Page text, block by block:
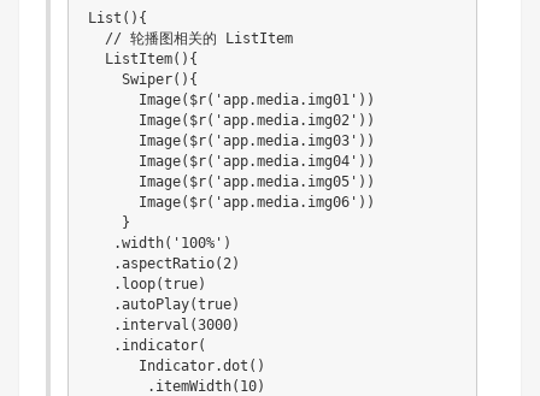
List(){
  // 轮播图相关的 ListItem
  ListItem(){
    Swiper(){
      Image($r('app.media.img01'))
      Image($r('app.media.img02'))
      Image($r('app.media.img03'))
      Image($r('app.media.img04'))
      Image($r('app.media.img05'))
      Image($r('app.media.img06'))
    }
   .width('100%')
   .aspectRatio(2)
   .loop(true)
   .autoPlay(true)
   .interval(3000)
   .indicator(
      Indicator.dot()
       .itemWidth(10)